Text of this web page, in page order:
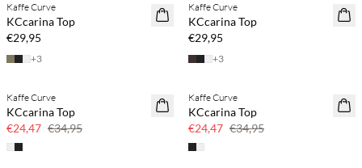
NEWS
Kaffe Curve
KCcarina Top
€29,95
+3
NEWS
Kaffe Curve
KCcarina Top
€29,95
+3
SAVE20
Kaffe Curve
KCcarina Top
€24,47 €34,95
SAVE20
Kaffe Curve
KCcarina Top
€24,47 €34,95